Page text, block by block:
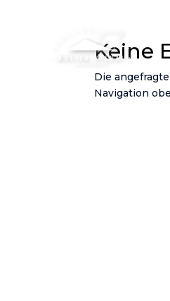
Keine
Die
Navigation